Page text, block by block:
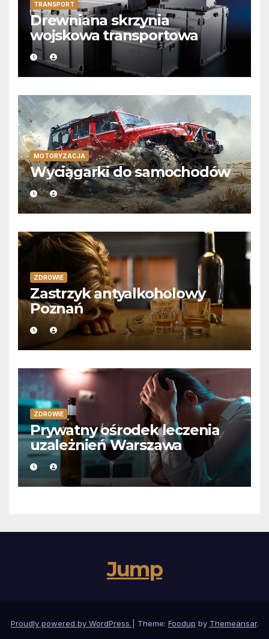
TRANSPORT
Drewniana skrzynia
wojskowa transportowa
MOTORYZACJA
Wyciągarki do samochodów
ZDROWIE
Zastrzyk antyalkoholowy
Poznań
ZDROWIE
Prywatny ośrodek leczenia
uzależnień Warszawa
Jump
Proudly powered by WordPress Theme: Foodup by Themeansar.